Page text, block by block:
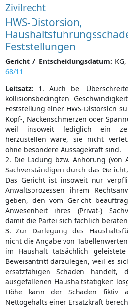
Zivilrecht
HWS-Distorsion,
Feststellungen
Gericht / Entscheidungsdatum:
68/11
Leitsatz: 1. Auch bei
kollisionsbedingten
Feststellung einer HWS-Distorsion
Kopf-, Nackenschmerzen oder
weil insoweit lediglich ein
herzustellen wäre, sie nicht
ohne besondere Aussagekraft sind.
2. Die Ladung bzw. Anhörung (von
Sachverständigen durch das
Das Gericht ist insoweit nur
Anwaltsprozessen ihrem
geben, den vom Gericht
Anwesenheit ihres (Privat-)
damit die Partei sich fachlich
3. Zur Darlegung des
nicht die Angabe von
im Haushalt tatsächlich
Beweisantritt darzulegen, weil es
ersatzfähigen Schaden handelt,
ausgefallenen Haushaltstätigkeit
Höhe kann der Schaden fiktiv
Nettogehalts einer Ersatzkraft